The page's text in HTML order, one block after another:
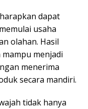
dapat
usaha
olahan. Hasil
menjadi
menerima
secara mandiri.
tidak hanya